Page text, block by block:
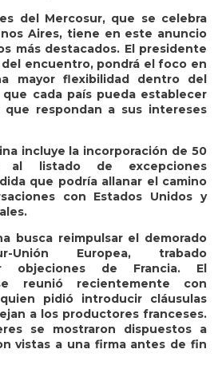
del Mercosur, que se celebra
Aires, tiene en este anuncio
más destacados. El presidente
encuentro, pondrá el foco en
mayor flexibilidad dentro del
cada país pueda establecer
que respondan a sus intereses
incluye la incorporación de 50
al listado de excepciones
que podría allanar el camino
con Estados Unidos y
busca reimpulsar el demorado
Unión Europea, trabado
objeciones de Francia. El
reunió recientemente con
pidió introducir cláusulas
a los productores franceses.
se mostraron dispuestos a
vistas a una firma antes de fin